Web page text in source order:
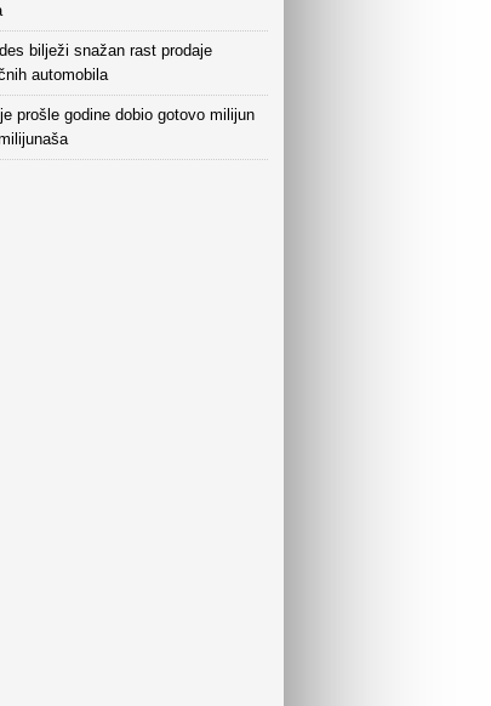
bilježi snažan rast prodaje
automobila
prošle godine dobio gotovo milijun